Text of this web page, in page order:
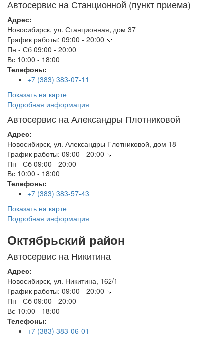
Автосервис на Станционной (пункт приема)
Адрес:
Новосибирск, ул. Станционная, дом 37
График работы: 09:00 - 20:00
Пн - Сб 09:00 - 20:00
Вс 10:00 - 18:00
Телефоны:
+7 (383) 383-07-11
Показать на карте
Подробная информация
Автосервис на Александры Плотниковой
Адрес:
Новосибирск, ул. Александры Плотниковой, дом 18
График работы: 09:00 - 20:00
Пн - Сб 09:00 - 20:00
Вс 10:00 - 18:00
Телефоны:
+7 (383) 383-57-43
Показать на карте
Подробная информация
Октябрьский район
Автосервис на Никитина
Адрес:
Новосибирск, ул. Никитина, 162/1
График работы: 09:00 - 20:00
Пн - Сб 09:00 - 20:00
Вс 10:00 - 18:00
Телефоны:
+7 (383) 383-06-01